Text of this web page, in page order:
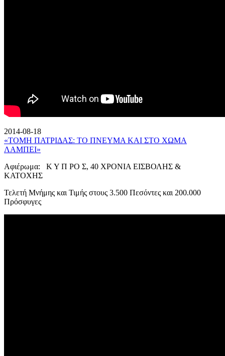
2014-08-18
«ΤΟΜΗ ΠΑΤΡΙΔΑΣ: ΤΟ ΠΝΕΥΜΑ ΚΑΙ ΣΤΟ ΧΩΜΑ
ΛΑΜΠΕΙ»
Αφιέρωμα: Κ Υ Π ΡΟ Σ, 40 ΧΡΟΝΙΑ ΕΙΣΒΟΛΗΣ &
ΚΑΤΟΧΗΣ
Τελετή Μνήμης και Τιμής στους 3.500 Πεσόντες και 200.000
Πρόσφυγες